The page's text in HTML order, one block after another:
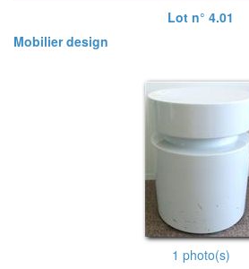
Lot n° 4.01
Mobilier design
1 photo(s)